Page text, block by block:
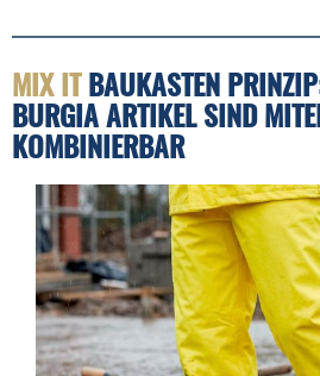
MIX ITBAUKASTEN
BURGIA ARTIKEL SIND
KOMBINIERBAR